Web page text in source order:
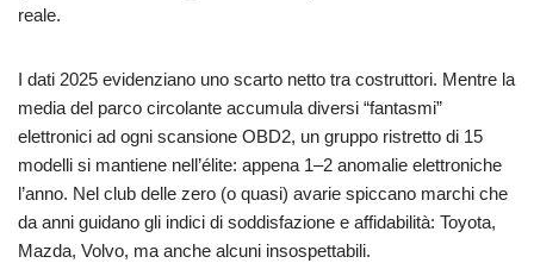
reale.
I dati 2025 evidenziano uno scarto netto tra costruttori. Mentre la
media del parco circolante accumula diversi “fantasmi”
elettronici ad ogni scansione OBD2, un gruppo ristretto di 15
modelli si mantiene nell’élite: appena 1–2 anomalie elettroniche
l’anno. Nel club delle zero (o quasi) avarie spiccano marchi che
da anni guidano gli indici di soddisfazione e affidabilità: Toyota,
Mazda, Volvo, ma anche alcuni insospettabili.